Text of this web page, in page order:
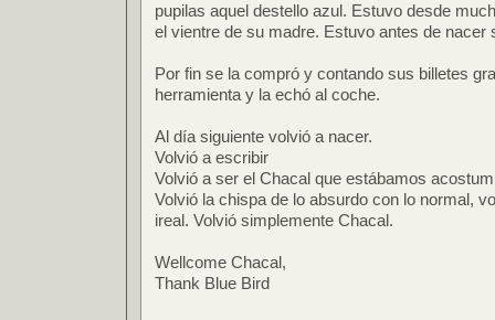
pupilas aquel destello azul. Estuvo desde
el vientre de su madre. Estuvo antes de nacer
Por fin se la compró y contando sus billetes
herramienta y la echó al coche.
Al día siguiente volvió a nacer.
Volvió a escribir
Volvió a ser el Chacal que estábamos
Volvió la chispa de lo absurdo con lo normal,
ireal. Volvió simplemente Chacal.
Wellcome Chacal,
Thank Blue Bird